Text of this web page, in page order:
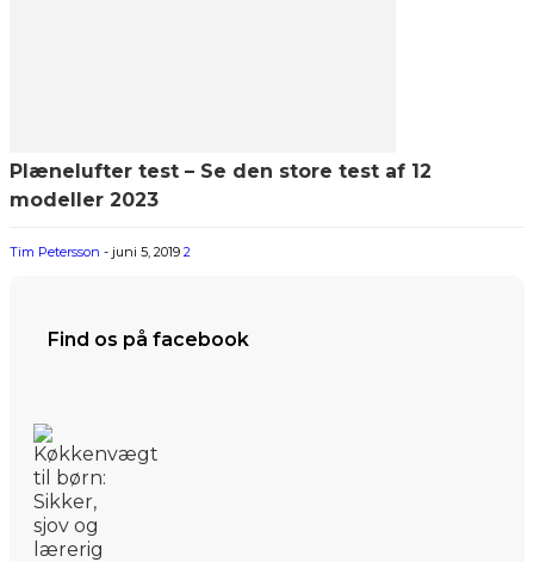
Plænelufter test – Se den store test af 12
modeller 2023
Tim Petersson - juni 5, 2019 2
Find os på facebook